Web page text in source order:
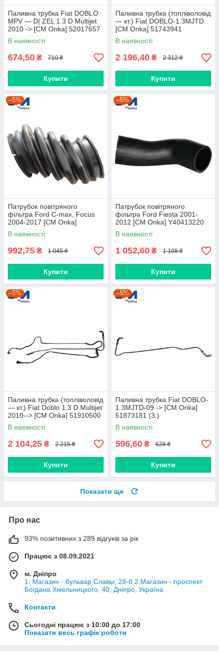
Паливна трубка Fiat DOBLO
MPV — D| ZEL 1.3 D Multijet
2010 -> [CM Onka] 52017657
В наявності
674,50 ₴ 710 ₴
Купити
Паливна трубка (топліволовід
— кт.) Fiat DOBLO-1.3MJTD
[CM Onka] 51743941
В наявності
2 196,40 ₴ 2 312 ₴
Купити
–5%
Патрубок повітряного
фільтра Ford C-max, Focus
2004-2017 [СМ Onka]
AV619C623CB
В наявності
992,75 ₴ 1 045 ₴
Купити
–5%
Патрубок повітряного
фільтра Ford Fiesta 2001-
2012 [СМ Onka] Y40413220
В наявності
1 052,60 ₴ 1 108 ₴
Купити
–5%
Паливна трубка (топліволовід
— кт.) Fiat Doblo 1.3 D Multijet
2010--> [CM Onka] 51910500
В наявності
2 104,25 ₴ 2 215 ₴
Купити
–5%
Паливна трубка Fiat DOBLO-
1.3MJTD-09 -> [CM Onka]
51873181 (3.)
В наявності
596,60 ₴ 628 ₴
Купити
Показати ще
Про нас
93% позитивних з 289 відгуків за рік
Працює з 08.09.2021
м. Дніпро
1. Магазин - бульвар Славы, 28-б 2.Магазин - проспект
Богдана Хмельницкого, 40, Дніпро, Україна
Контакти
Сьогодні працює з 10:00 до 17:00
Показати весь графік роботи